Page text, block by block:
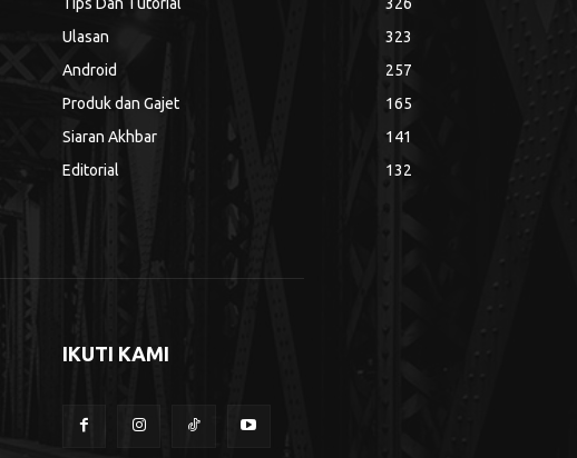
Ulasan
323
Android
257
Produk dan Gajet
165
Siaran Akhbar
141
Editorial
132
IKUTI KAMI